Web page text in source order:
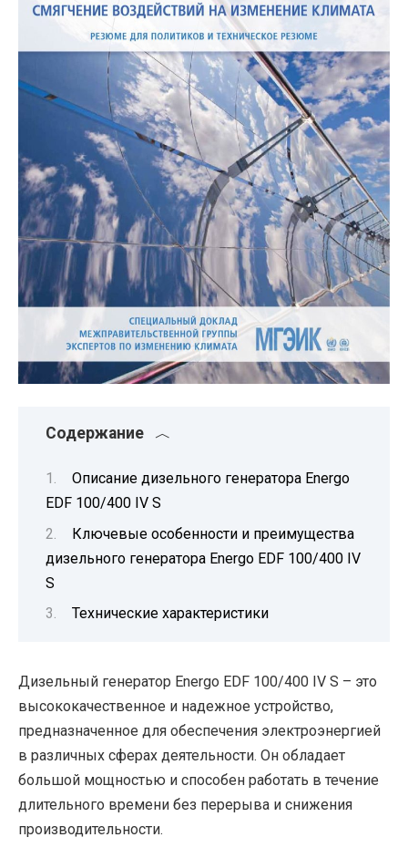
Содержание
Описание дизельного генератора Energo
EDF 100/400 IV S
Ключевые особенности и преимущества
дизельного генератора Energo EDF 100/400 IV
S
Технические характеристики
Дизельный генератор Energo EDF 100/400 IV S – это
высококачественное и надежное устройство,
предназначенное для обеспечения электроэнергией
в различных сферах деятельности. Он обладает
большой мощностью и способен работать в течение
длительного времени без перерыва и снижения
производительности.